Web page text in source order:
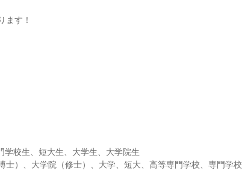
ます！
学校生、短大生、大学生、大学院生
士）、大学院（修士）、大学、短大、高等専門学校、専門学校